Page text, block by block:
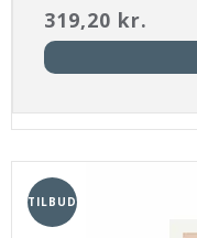
319,20 kr.
TILBUD